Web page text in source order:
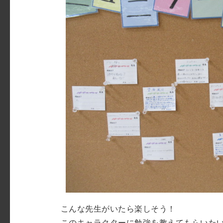
こんな先生がいたら楽しそう！